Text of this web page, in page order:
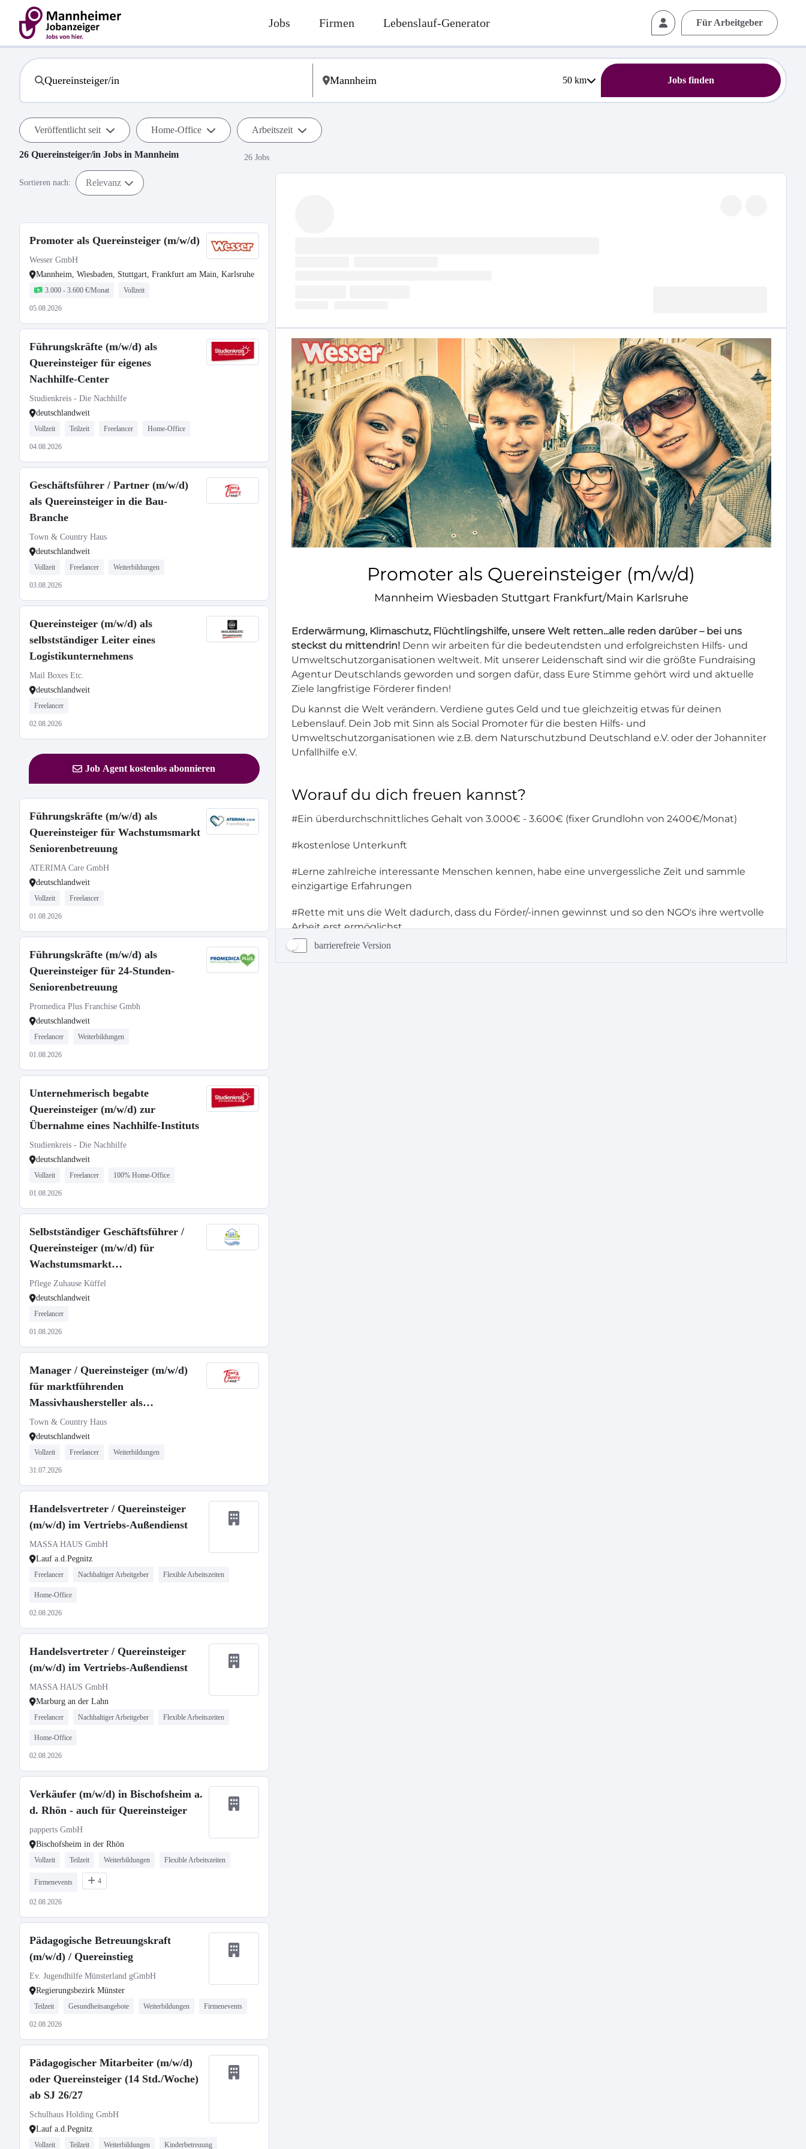
Jobs Firmen Lebenslauf-Generator Für Arbeitgeber
50km Jobs finden
Veröffentlicht seit Home-Office Arbeitszeit
26 Quereinsteiger/in Jobs in Mannheim 26 Jobs
Sortieren nach: Relevanz
Promoter als Quereinsteiger (m/w/d)
Wesser GmbH
Mannheim, Wiesbaden, Stuttgart, Frankfurt am Main, Karlsruhe
3.000 - 3.600 €/Monat Vollzeit
05.08.2026
Führungskräfte (m/w/d) als
Quereinsteiger für eigenes
Nachhilfe-Center
Studienkreis - Die Nachhilfe
deutschlandweit
Vollzeit Teilzeit Freelancer Home-Office
04.08.2026
Geschäftsführer / Partner (m/w/d)
als Quereinsteiger in die Bau-
Branche
Town & Country Haus
deutschlandweit
Vollzeit Freelancer Weiterbildungen
03.08.2026
Quereinsteiger (m/w/d) als
selbstständiger Leiter eines
Logistikunternehmens
Mail Boxes Etc.
deutschlandweit
Freelancer
02.08.2026
Job Agent kostenlos abonnieren
Führungskräfte (m/w/d) als
Quereinsteiger für Wachstumsmarkt
Seniorenbetreuung
ATERIMA Care GmbH
deutschlandweit
Vollzeit Freelancer
01.08.2026
Führungskräfte (m/w/d) als
Quereinsteiger für 24-Stunden-
Seniorenbetreuung
Promedica Plus Franchise Gmbh
deutschlandweit
Freelancer Weiterbildungen
01.08.2026
Unternehmerisch begabte
Quereinsteiger (m/w/d) zur
Übernahme eines Nachhilfe-Instituts
Studienkreis - Die Nachhilfe
deutschlandweit
Vollzeit Freelancer 100% Home-Office
01.08.2026
Selbstständiger Geschäftsführer /
Quereinsteiger (m/w/d) für
Wachstumsmarkt
Seniorenbetreuung
Pflege Zuhause Küffel
deutschlandweit
Freelancer
01.08.2026
Manager / Quereinsteiger (m/w/d)
für marktführenden
Massivhaushersteller als
selbstständiger Gebietsleiter
Town & Country Haus
deutschlandweit
Vollzeit Freelancer Weiterbildungen
31.07.2026
Handelsvertreter / Quereinsteiger
(m/w/d) im Vertriebs-Außendienst
MASSA HAUS GmbH
Lauf a.d.Pegnitz
Freelancer Nachhaltiger Arbeitgeber Flexible Arbeitszeiten
Home-Office
02.08.2026
Handelsvertreter / Quereinsteiger
(m/w/d) im Vertriebs-Außendienst
MASSA HAUS GmbH
Marburg an der Lahn
Freelancer Nachhaltiger Arbeitgeber Flexible Arbeitszeiten
Home-Office
02.08.2026
Verkäufer (m/w/d) in Bischofsheim a.
d. Rhön - auch für Quereinsteiger
papperts GmbH
Bischofsheim in der Rhön
Vollzeit Teilzeit Weiterbildungen Flexible Arbeitszeiten
Firmenevents 4
02.08.2026
Pädagogische Betreuungskraft
(m/w/d) / Quereinstieg
Ev. Jugendhilfe Münsterland gGmbH
Regierungsbezirk Münster
Teilzeit Gesundheitsangebote Weiterbildungen Firmenevents
02.08.2026
Pädagogischer Mitarbeiter (m/w/d)
oder Quereinsteiger (14 Std./Woche)
ab SJ 26/27
Schulhaus Holding GmbH
Lauf a.d.Pegnitz
Vollzeit Teilzeit Weiterbildungen Kinderbetreuung
barrierefreie Version